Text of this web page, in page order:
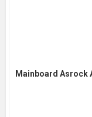
Mainboard Asrock